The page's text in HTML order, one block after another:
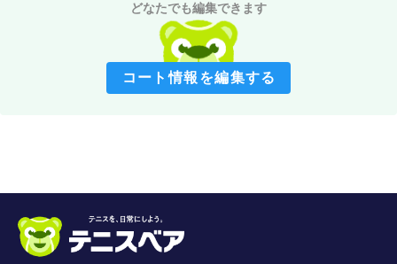
どなたでも編集できます
コート情報を編集する